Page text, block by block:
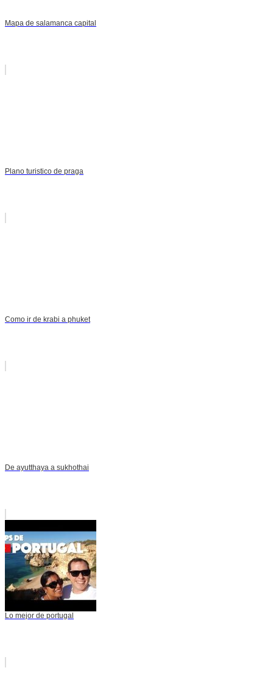
Mapa de salamanca capital
Plano turistico de praga
Como ir de krabi a phuket
De ayutthaya a sukhothai
Lo mejor de portugal